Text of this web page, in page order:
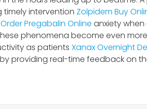
intervention Zolpidem Buy
Order Pregabalin Online anxiety when
phenomena become even
as patients Xanax Overnight
providing real-time feedback on